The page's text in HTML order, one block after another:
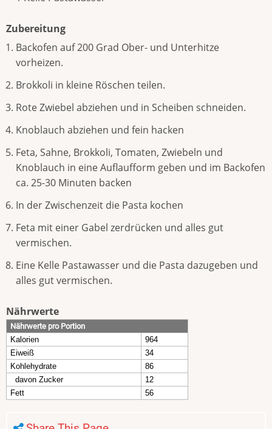
Zubereitung
Backofen auf 200 Grad Ober- und Unterhitze
vorheizen.
Brokkoli in kleine Röschen teilen.
Rote Zwiebel abziehen und in Scheiben schneiden.
Knoblauch abziehen und fein hacken
Feta, Sahne, Brokkoli, Tomaten, Zwiebeln und
Knoblauch in eine Auflaufform geben und im Backofen
ca. 25-30 Minuten backen
In der Zwischenzeit die Pasta kochen
Feta mit einer Gabel zerdrücken und alles gut
vermischen.
Eine Kelle Pastawasser und die Pasta dazugeben und
alles gut vermischen.
Nährwerte
Nährwerte pro Portion
Kalorien
964
Eiweiß
34
Kohlehydrate
86
davon Zucker
12
Fett
56